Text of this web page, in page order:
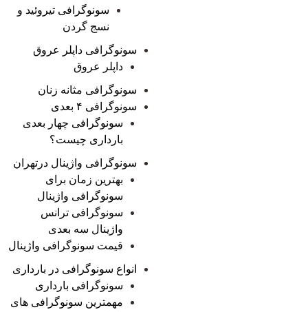
سونوگرافی تیروئید و
نسج گردن
سونوگرافی داپلر عروق
داپلر عروق
سونوگرافی مثانه زنان
سونوگرافی ۴ بعدی
سونوگرافی چهار بعدی
بارداری چیست؟
سونوگرافی واژینال درتهران
بهترین زمان برای
سونوگرافی واژینال
سونوگرافی ترانس
واژینال سه بعدی
قیمت سونوگرافی واژینال
انواع سونوگرافی در بارداری
سونوگرافی بارداری
مهمترین سونوگرافی های